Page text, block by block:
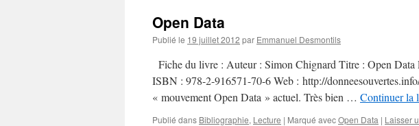
Open Data
Publié le 19 juillet 2012 par Emmanuel Desmontils
Fiche du livre : Auteur : Simon Chignard Titre : Open Data
ISBN : 978-2-916571-70-6 Web : http://
« mouvement Open Data » actuel. Très bien … Continuer la
Publié dans Bibliographie, Lecture | Marqué avecOpen Data | Laisser